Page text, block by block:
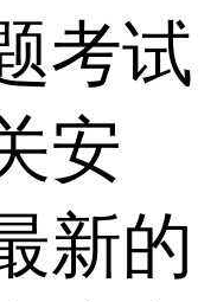
考试
安
新的